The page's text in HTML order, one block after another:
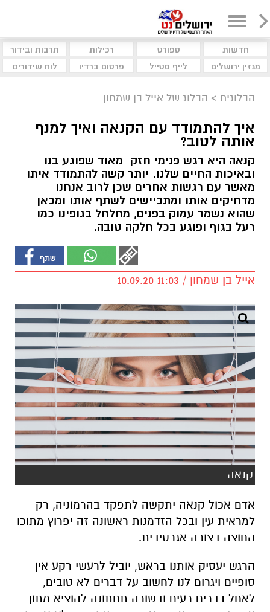
חדשות ספורט רכילות
תרבות ובידור
מגזין ירושלים
לייף סטייל פרסום ברדיו לוח שידורים
הבלוגים > הבלוג של אייל בן שמחון
איך להתמודד עם הקנאה ואיך למנף
אותה לטוב?
קנאה היא רגש פנימי חזק מאוד שפוגע בנו
ובאיכות החיים שלנו. יותר קשה להתמודד איתו
מאשר עם רגשות אחרים שכן לרוב אנחנו
מדחיקים אותו ומתביישים לשתף אותו ומכאן
שהוא נשמר עמוק בפנים, מחלחל בגופינו כמו
רעל בגוף ופוגע בכל חלקה טובה.
אייל בן שמחון / 11:03 10.09.20
קנאה
אדם אכול קנאה יתקשה לתפקד בהרמוניה, רק
למראית עין ובכל הזדמנות ראשונה זה יפרוץ מתוכו
החוצה בצורה אגרסיבית.
הרגש יעסיק אותנו בראש, יוביל לרעשי רקע אין
סופיים ויגרום לנו לחשוב על דברים לא טובים,
לאחל דברים רעים ובשורה תחתונה להוציא מתוך